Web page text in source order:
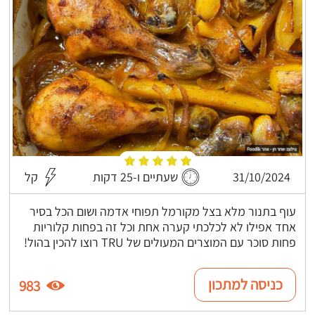
31/10/2024 שעתיים ו-25 דקות קל
עוף בתנור מלא בצל מקורמל תפוחי אדמה ושום הכל בסיר
אחד אפילו לא לכלכתי קערה אחת וכל זה בפחות קלוריות
פחות סוכר עם המוצרים המעולים של TRU רוצו להכין בהול!
כניסה למתכון 983